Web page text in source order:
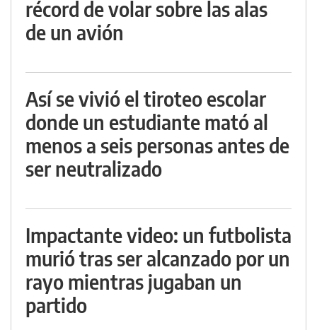
récord de volar sobre las alas
de un avión
Así se vivió el tiroteo escolar
donde un estudiante mató al
menos a seis personas antes de
ser neutralizado
Impactante video: un futbolista
murió tras ser alcanzado por un
rayo mientras jugaban un
partido